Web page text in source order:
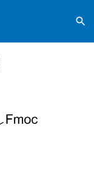
search